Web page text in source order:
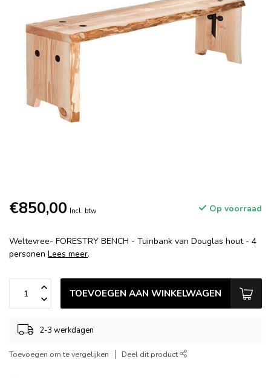
€850,00 Incl. btw Op voorraad
Weltevree- FORESTRY BENCH - Tuinbank van Douglas hout - 4
personen Lees meer.
TOEVOEGEN AAN WINKELWAGEN
2-3 werkdagen
Toevoegen om te vergelijken Deel dit product